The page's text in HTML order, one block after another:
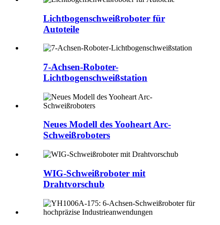
Lichtbogenschweißroboter für
Autoteile
7-Achsen-Roboter-
Lichtbogenschweißstation
Neues Modell des Yooheart Arc-
Schweißroboters
WIG-Schweißroboter mit
Drahtvorschub